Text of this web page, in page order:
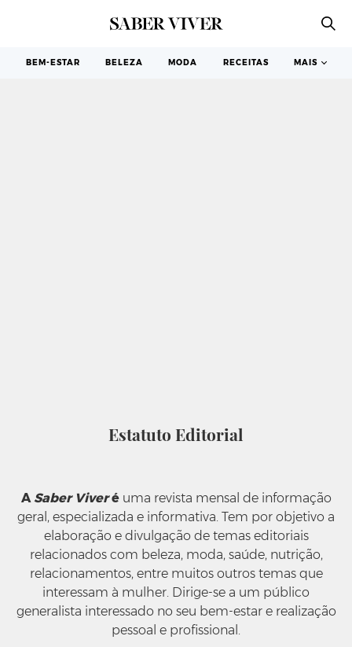
BEM-ESTAR BELEZA MODA RECEITAS MAIS
Estatuto Editorial
ASaber Viveréuma revista mensal de informação
geral, especializada e informativa. Tem por objetivo a
elaboração e divulgação de temas editoriais
relacionados com beleza, moda, saúde, nutrição,
relacionamentos, entre muitos outros temas que
interessam à mulher. Dirige-se a um público
generalista interessado no seu bem-estar e realização
pessoal e profissional.